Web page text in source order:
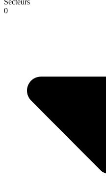
Secteurs
0